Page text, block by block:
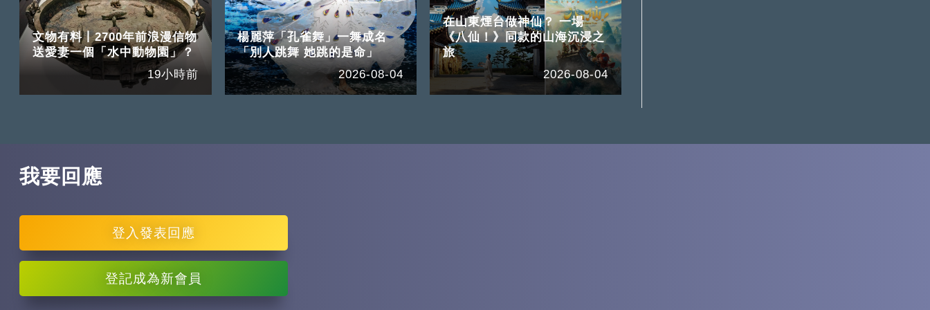
文物有料丨2700年前浪漫信物
送愛妻一個「水中動物園」？
19小時前
楊麗萍「孔雀舞」一舞成名
「別人跳舞 她跳的是命」
2026-08-04
在山東煙台做神仙？ 一場
《八仙！》同款的山海沉浸之
旅
2026-08-04
我要回應
登入發表回應
登記成為新會員